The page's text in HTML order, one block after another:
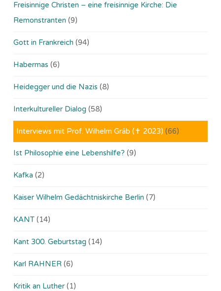
Freisinnige Christen – eine freisinnige Kirche: Die
Remonstranten (9)
Gott in Frankreich (94)
Habermas (6)
Heidegger und die Nazis (8)
Interkultureller Dialog (58)
Interviews mit Prof. Wilhelm Gräb (✝ 2023) (66)
Ist Philosophie eine Lebenshilfe? (9)
Kafka (2)
Kaiser Wilhelm Gedächtniskirche Berlin (7)
KANT (14)
Kant 300. Geburtstag (14)
Karl RAHNER (6)
Kritik an Luther (1)